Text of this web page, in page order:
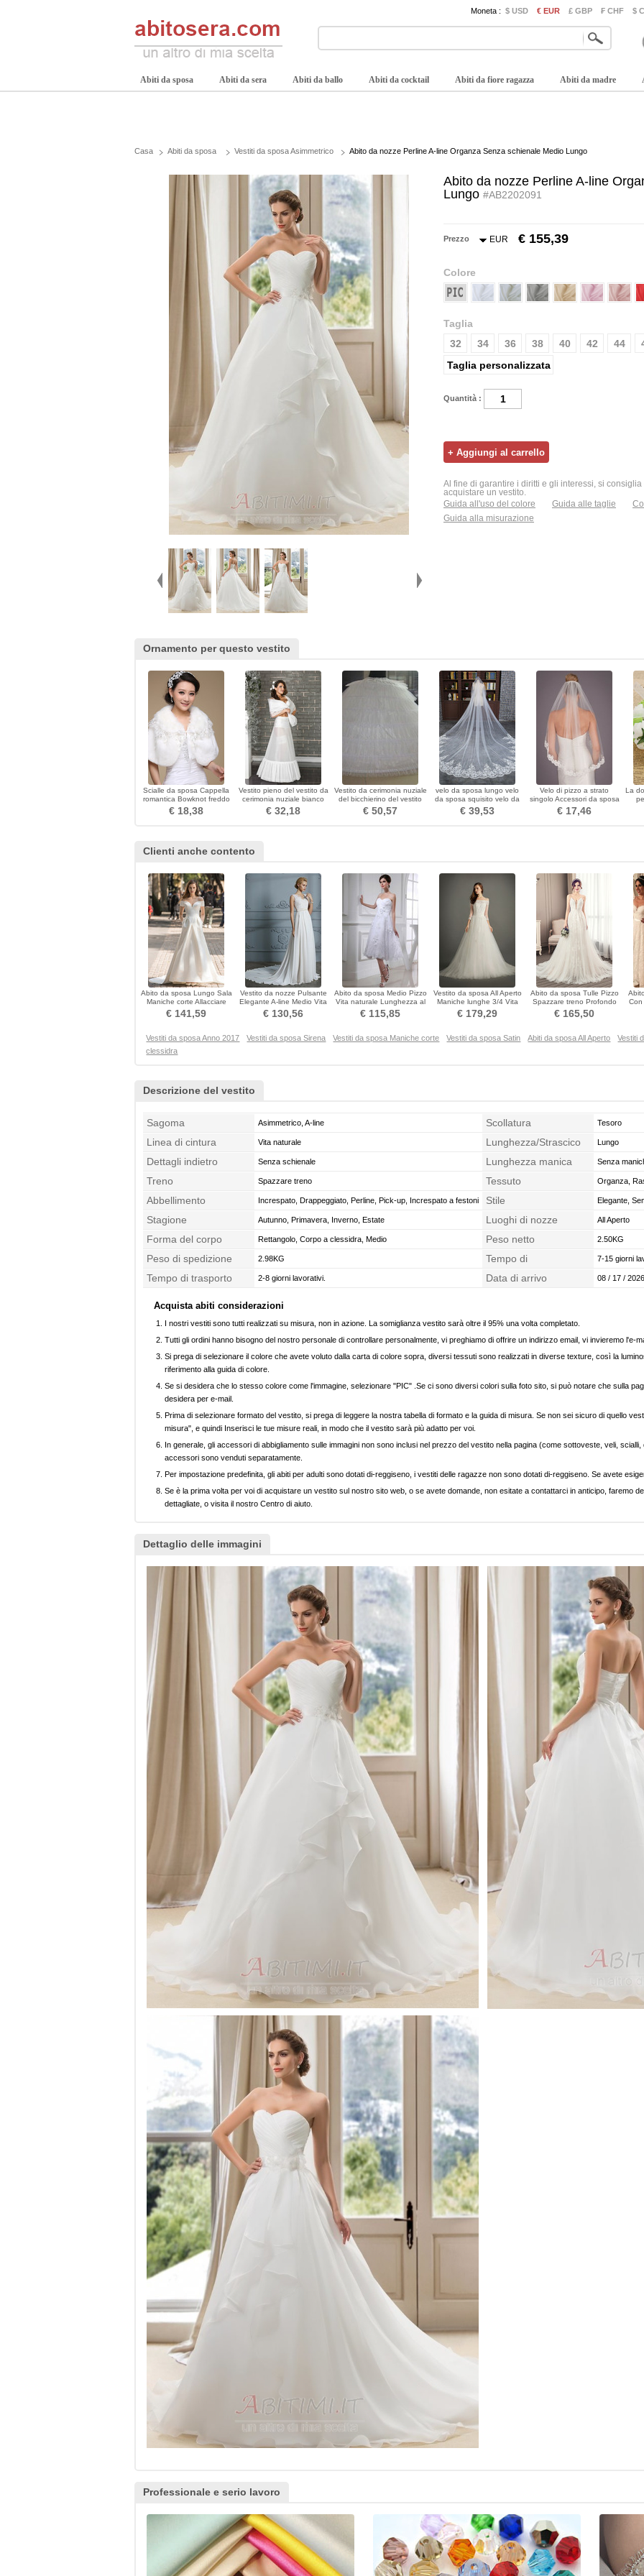
Moneta : $ USD € EUR £ GBP ₣ CHF $
Abiti da sposa Abiti da sera Abiti da ballo Abiti da cocktail Abiti da fiore ragazza Abiti da madre
Casa Abiti da sposa Vestiti da sposa Asimmetrico Abito da nozze Perline A-line Organza Senza schienale Medio Lungo
Abito da nozze Perline A-line
Lungo #AB2202091
Prezzo EUR € 155,39
Colore
Taglia
32
34 36 38 40 42 44
Taglia personalizzata
Quantità :
Al fine di garantire i diritti e gli interessi, si
acquistare un vestito.
Guida all'uso del colore
Guida alle taglie
Guida alla misurazione
Ornamento per questo vestito
Scialle da sposa Cappella
romantica Bowknot freddo
senza maniche
€ 18,38
Vestito pieno del vestito da
cerimonia nuziale bianco
del bicromato di potassio
dell'annata
€ 32,18
Vestito da cerimonia nuziale
del bicchierino del vestito
lungo sei bordi vita elastica
dell'annata
€ 50,57
velo da sposa lungo velo
da sposa squisito velo da
sposa grande velo di coda
€ 39,53
Velo di pizzo a strato
singolo Accessori da sposa
velo da sposa corto da 1,5
metri
€ 17,46
La
Clienti anche contento
Abito da sposa Lungo Sala
Maniche corte Allacciare
Vita naturale
€ 141,59
Vestito da nozze Pulsante
Elegante A-line Medio Vita
naturale
€ 130,56
Abito da sposa Medio Pizzo
Vita naturale Lunghezza al
ginocchio
€ 115,85
Vestito da sposa All Aperto
Maniche lunghe 3/4 Vita
naturale Spazzola Treno
€ 179,29
Abito da sposa Tulle Pizzo
Spazzare treno Profondo
scollo a v
€ 165,50
Con
Vestiti da sposa Anno 2017 Vestiti da sposa Sirena Vestiti da sposa Maniche corte Vestiti da sposa Satin Abiti da sposa All Aperto Vestiti
clessidra
Descrizione del vestito
Sagoma Asimmetrico, A-line Scollatura Tesoro
Linea di cintura Vita naturale Lunghezza/Strascico Lungo
Dettagli indietro Senza schienale Lunghezza manica Senza
Treno Spazzare treno Tessuto Organza,
Abbellimento Increspato, Drappeggiato, Perline, Pick-up, Increspato a festoni Stile Elegante,
Stagione Autunno, Primavera, Inverno, Estate Luoghi di nozze All Aperto
Forma del corpo Rettangolo, Corpo a clessidra, Medio Peso netto 2.50KG
Peso di spedizione 2.98KG
Tempo di
confezionamento
7-15 giorni
Tempo di trasporto 2-8 giorni lavorativi. Data di arrivo 08 / 17 /
Acquista abiti considerazioni
I nostri vestiti sono tutti realizzati su misura, non in azione. La somiglianza vestito sarà oltre il 95% una volta completato.
Tutti gli ordini hanno bisogno del nostro personale di controllare personalmente, vi preghiamo di offrire un indirizzo email, vi invieremo l'e-
Si prega di selezionare il colore che avete voluto dalla carta di colore sopra, diversi tessuti sono realizzati in diverse texture, così la
riferimento alla guida di colore.
Se si desidera che lo stesso colore come l'immagine, selezionare "PIC" .Se ci sono diversi colori sulla foto sito, si può notare che sulla
desidera per e-mail.
Prima di selezionare formato del vestito, si prega di leggere la nostra tabella di formato e la guida di misura. Se non sei sicuro di quello
misura", e quindi Inserisci le tue misure reali, in modo che il vestito sarà più adatto per voi.
In generale, gli accessori di abbigliamento sulle immagini non sono inclusi nel prezzo del vestito nella pagina (come sottoveste, veli,
accessori sono venduti separatamente.
Per impostazione predefinita, gli abiti per adulti sono dotati di-reggiseno, i vestiti delle ragazze non sono dotati di-reggiseno. Se avete
Se è la prima volta per voi di acquistare un vestito sul nostro sito web, o se avete domande, non esitate a contattarci in anticipo, faremo
dettagliate, o visita il nostro Centro di aiuto.
Dettaglio delle immagini
Professionale e serio lavoro